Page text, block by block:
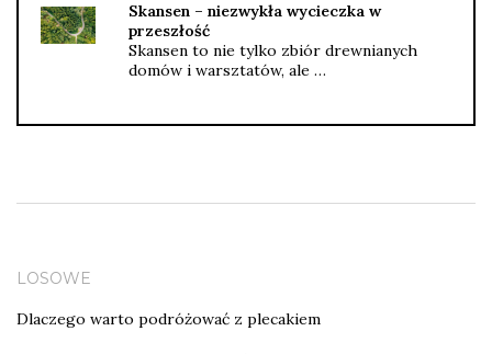
Skansen – niezwykła wycieczka w
przeszłość
Skansen to nie tylko zbiór drewnianych
domów i warsztatów, ale …
LOSOWE
Dlaczego warto podróżować z plecakiem